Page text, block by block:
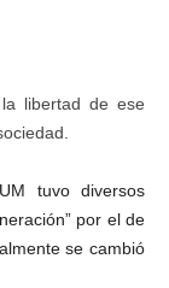
libertad de ese
tuvo diversos
por el de
se cambió